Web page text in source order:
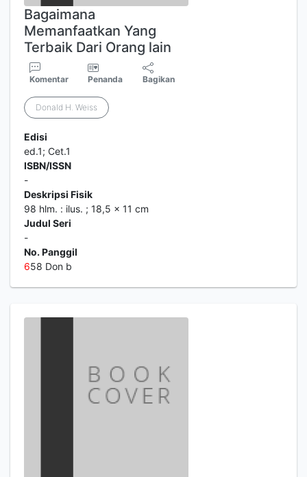
Bagaimana
Memanfaatkan Yang
Terbaik Dari Orang lain
Komentar Penanda Bagikan
Donald H. Weiss
Edisi
ed.1; Cet.1
ISBN/ISSN
-
Deskripsi Fisik
98 hlm. : ilus. ; 18,5 x 11 cm
Judul Seri
-
No. Panggil
658 Don b